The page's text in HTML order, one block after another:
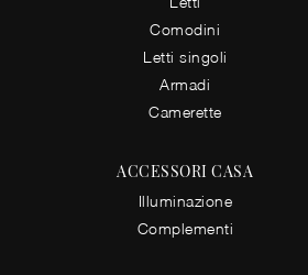
Comodini
Letti singoli
Armadi
Camerette
ACCESSORI CASA
Illuminazione
Complementi